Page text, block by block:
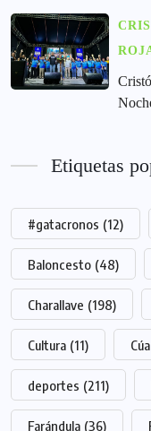
Etiquetas
#gatacronos (12)
Baloncesto (48)
Charallave (198)
Cultura (11) Cúa
deportes (211)
Farándula (36)